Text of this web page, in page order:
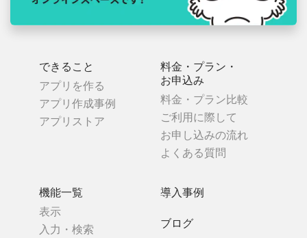
できること
アプリを作る
アプリ作成事例
アプリストア
機能一覧
表示
入力・検索
料金・プラン・
お申込み
料金・プラン比較
ご利用に際して
お申し込みの流れ
よくある質問
導入事例
ブログ